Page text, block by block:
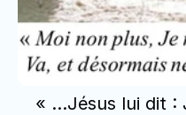
« …Jésus lui dit :